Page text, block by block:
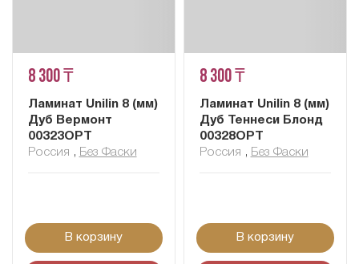
8 300 ₸
Ламинат Unilin 8 (мм)
Дуб Вермонт
00323OPT
Россия , Без Фаски
В корзину
8 300 ₸
Ламинат Unilin 8 (мм)
Дуб Теннеси Блонд
00328OPT
Россия , Без Фаски
В корзину